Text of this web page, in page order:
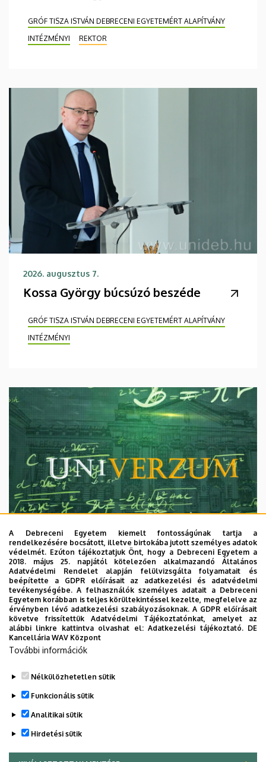
GRÓF TISZA ISTVÁN DEBRECENI EGYETEMÉRT ALAPÍTVÁNY
INTÉZMÉNYI
REKTOR
2026. augusztus 7.
Kossa György búcsúzó beszéde
GRÓF TISZA ISTVÁN DEBRECENI EGYETEMÉRT ALAPÍTVÁNY
INTÉZMÉNYI
2026. augusztus 7.
Univerzum: A Debreceni Egyetem
titkos receptjei
KUTATÁS TUDOMÁNY
A Debreceni Egyetem kiemelt fontosságúnak tartja a
rendelkezésére bocsátott, illetve birtokába jutott személyes adatok
védelmét. Ezúton tájékoztatjuk Önt, hogy a Debreceni Egyetem a
2018. május 25. napjától kötelezően alkalmazandó Általános
Adatvédelmi Rendelet alapján felülvizsgálta folyamatait és
beépítette a GDPR előírásait az adatkezelési és adatvédelmi
tevékenységébe. A felhasználók személyes adatait a Debreceni
Egyetem korábban is teljes körültekintéssel kezelte, megfelelve az
érvényben lévő adatkezelési szabályozásoknak. A GDPR előírásait
követve frissítettük Adatvédelmi Tájékoztatónkat, amelyet az
alábbi linkre kattintva olvashat el:Adatkezelési tájékoztató. DE
Kancellária WAV Központ
További információk
Nélkülözhetetlen sütik
Funkcionális sütik
Analitikai sütik
Hirdetési sütik